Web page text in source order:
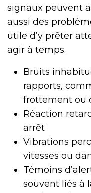
signaux peuvent
aussi des
utile d’y prêter
agir à temps.
Bruits
rapports,
frottement ou
Réaction
arrêt
Vibrations
vitesses ou
Témoins
souvent liés à